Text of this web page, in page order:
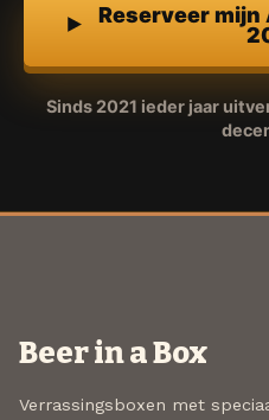
Reserveer
Sinds 2021 ieder jaar
Beer in a Box
Verrassingsboxen met